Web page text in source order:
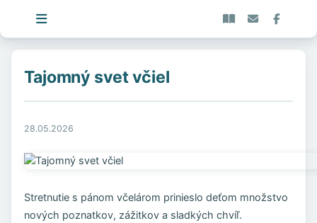
Tajomný svet včiel
28.05.2026
Stretnutie s pánom včelárom prinieslo deťom množstvo
nových poznatkov, zážitkov a sladkých chvíľ.